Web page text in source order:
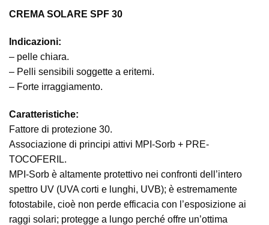
CREMA SOLARE SPF 30
Indicazioni:
– pelle chiara.
– Pelli sensibili soggette a eritemi.
– Forte irraggiamento.
Caratteristiche:
Fattore di protezione 30.
Associazione di principi attivi MPI-Sorb + PRE-
TOCOFERIL.
MPI-Sorb è altamente protettivo nei confronti dell’intero
spettro UV (UVA corti e lunghi, UVB); è estremamente
fotostabile, cioè non perde efficacia con l’esposizione ai
raggi solari; protegge a lungo perché offre un’ottima